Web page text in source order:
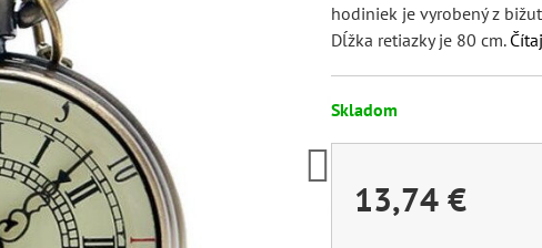
hodiniek je vyrobený z
Dĺžka retiazky je 80 cm.
Skladom
13,74 €